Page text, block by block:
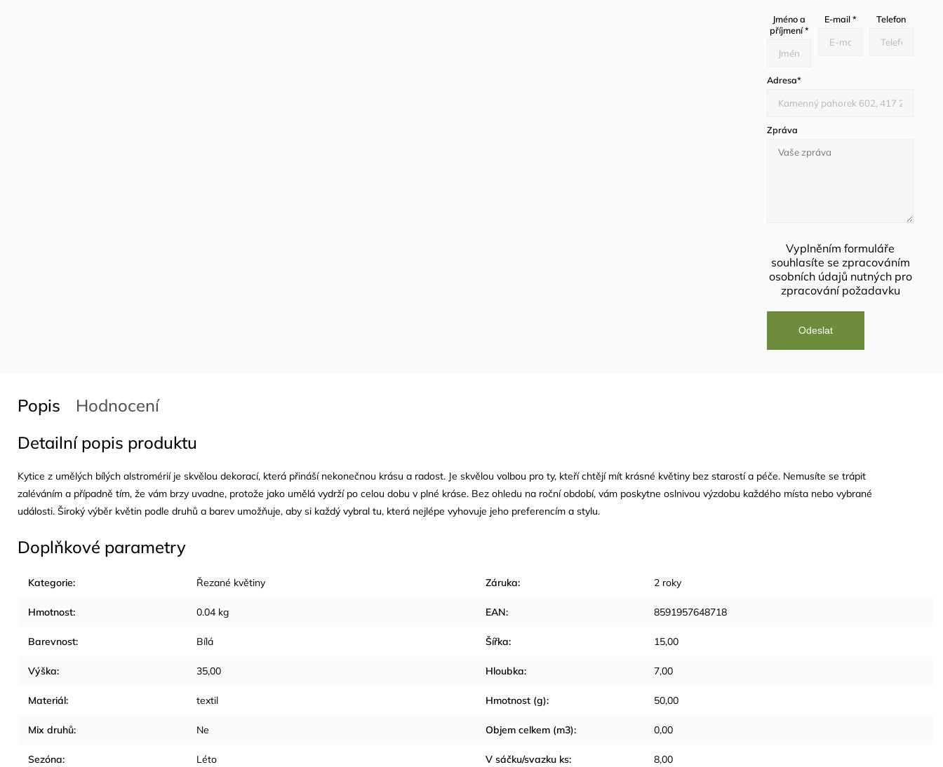
Jméno a
příjmení*
E-mail* Telefon
Adresa*
Zpráva
Vyplněním formuláře
souhlasíte se zpracováním
osobních údajů nutných pro
zpracování požadavku
Popis
Hodnocení
Detailní popis produktu
Kytice z umělých bílých alstromérií je skvělou dekorací, která přináší nekonečnou krásu a radost. Je skvělou volbou pro ty, kteří chtějí mít krásné květiny bez starostí a péče. Nemusíte se trápit
zaléváním a případně tím, že vám brzy uvadne, protože jako umělá vydrží po celou dobu v plné kráse. Bez ohledu na roční období, vám poskytne oslnivou výzdobu každého místa nebo vybrané
události. Široký výběr květin podle druhů a barev umožňuje, aby si každý vybral tu, která nejlépe vyhovuje jeho preferencím a stylu.
Doplňkové parametry
Kategorie: Řezané květiny Záruka: 2 roky
Hmotnost: 0.04 kg EAN: 8591957648718
Barevnost: Bílá Šířka: 15,00
Výška: 35,00 Hloubka: 7,00
Materiál: textil Hmotnost (g): 50,00
Mix druhů: Ne Objem celkem (m3): 0,00
Sezóna: Léto V sáčku/svazku ks: 8,00